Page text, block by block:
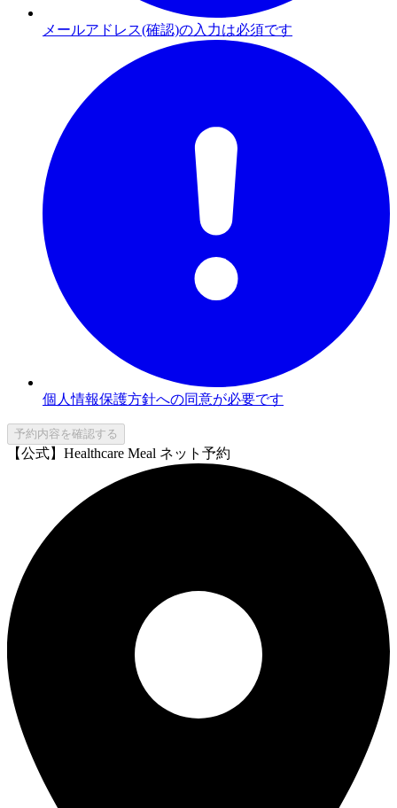
メールアドレス(確認)の入力は必須です
個人情報保護方針への同意が必要です
予約内容を確認する
【公式】Healthcare Meal ネット予約